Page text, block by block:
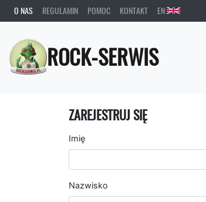
O NAS REGULAMIN POMOC KONTAKT EN
ROCK-SERWIS
ZAREJESTRUJ SIĘ
Imię
Nazwisko